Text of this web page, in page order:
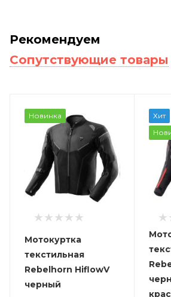
Рекомендуем
Сопутствующие товары
Новинка
Мотокуртка
текстильная
Rebelhorn HiflowV
черный
Хит